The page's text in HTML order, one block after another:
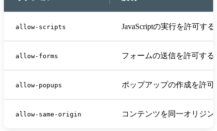
allow-scripts JavaScriptの実行を許可する
allow-forms フォームの送信を許可する
allow-popups ポップアップの作成を許可
allow-same-origin コンテンツを同一オリジン